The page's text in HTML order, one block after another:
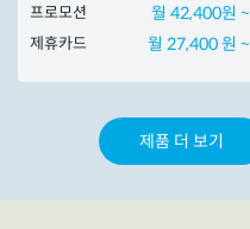
프로모션 월 42,400원 ~
제휴카드 월 27,400 원 ~
제품 더 보기